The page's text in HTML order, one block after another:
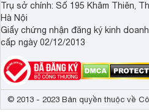
Trụ sở chính: Số 195 Khâm Thiên,
Hà Nội
Giấy chứng nhận đăng ký kinh
cấp ngày 02/12/2013
© 2013 - 2023 Bản quyền thuộc về